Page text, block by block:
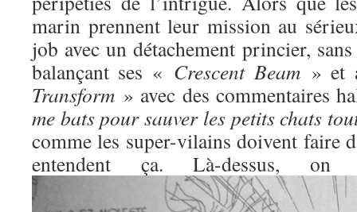
marin prennent leur mission au
job avec un détachement princier,
balançant ses « Crescent Beam» et
Transform » avec des commentaires
me bats pour sauver les petits chats
comme les super-vilains doivent faire
entendent ça. Là-dessus,